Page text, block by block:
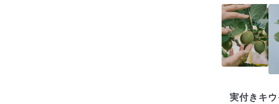
実付きキウ